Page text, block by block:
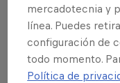
mercadotecnia y
línea. Puedes
configuración de
todo momento.
Política de